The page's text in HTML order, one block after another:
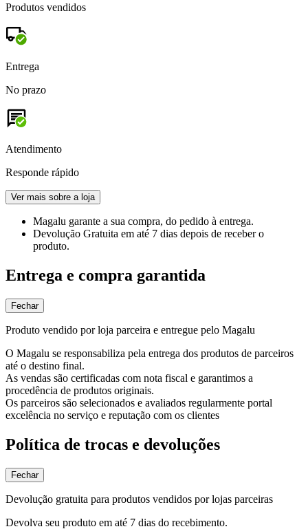
Produtos vendidos
Entrega
No prazo
Atendimento
Responde rápido
Ver mais sobre a loja
Magalu garante a sua compra, do pedido à entrega.
Devolução Gratuita em até 7 dias depois de receber o
produto.
Entrega e compra garantida
Fechar
Produto vendido por loja parceira e entregue pelo Magalu
O Magalu se responsabiliza pela entrega dos produtos de parceiros
até o destino final.
As vendas são certificadas com nota fiscal e garantimos a
procedência de produtos originais.
Os parceiros são selecionados e avaliados regularmente portal
excelência no serviço e reputação com os clientes
Política de trocas e devoluções
Fechar
Devolução gratuita para produtos vendidos por lojas parceiras
Devolva seu produto em até 7 dias do recebimento.